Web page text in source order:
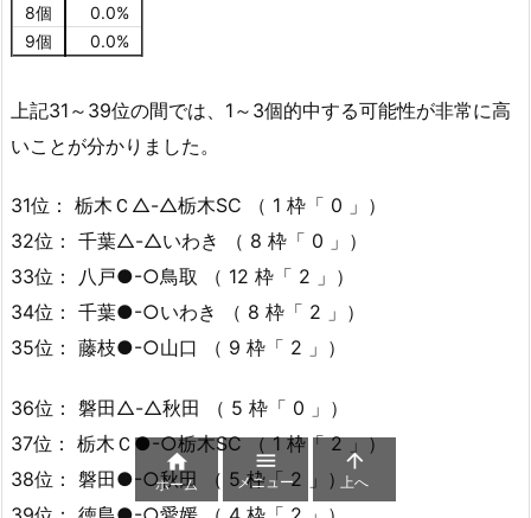
8個
0.0%
9個
0.0%
上記31～39位の間では、1～3個的中する可能性が非常に高
いことが分かりました。
31位： 栃木Ｃ△-△栃木SC （ 1 枠「 0 」）
32位： 千葉△-△いわき （ 8 枠「 0 」）
33位： 八戸●-○鳥取 （ 12 枠「 2 」）
34位： 千葉●-○いわき （ 8 枠「 2 」）
35位： 藤枝●-○山口 （ 9 枠「 2 」）
36位： 磐田△-△秋田 （ 5 枠「 0 」）
37位： 栃木Ｃ●-○栃木SC （ 1 枠「 2 」）
38位： 磐田●-○秋田 （ 5 枠「 2 」）

ホーム

メニュー

上へ